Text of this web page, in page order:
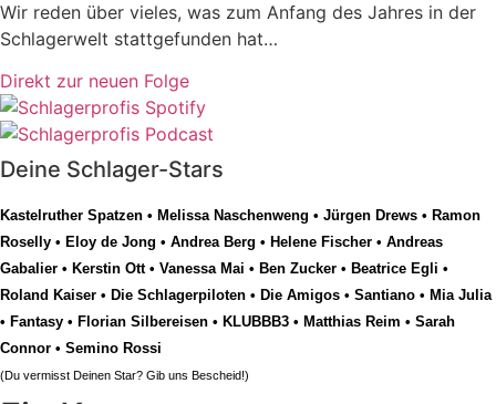
Wir reden über vieles, was zum Anfang des Jahres in der
Schlagerwelt stattgefunden hat…
Direkt zur neuen Folge
Deine Schlager-Stars
Kastelruther Spatzen • Melissa Naschenweng • Jürgen Drews • Ramon
Roselly • Eloy de Jong • Andrea Berg • Helene Fischer • Andreas
Gabalier • Kerstin Ott• Vanessa Mai • Ben Zucker • Beatrice Egli •
Roland Kaiser • Die Schlagerpiloten • Die Amigos • Santiano • Mia Julia
• Fantasy • Florian Silbereisen • KLUBBB3 • Matthias Reim • Sarah
Connor • Semino Rossi
(Du vermisst Deinen Star? Gib uns Bescheid!)